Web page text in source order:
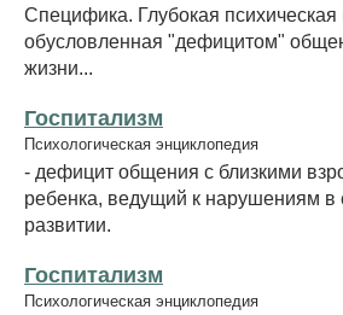
Специфика. Глубокая психическая
обусловленная "дефицитом"
жизни...
Госпитализм
Психологическая энциклопедия
- дефицит общения с близкими
ребенка, ведущий к нарушениям в
развитии.
Госпитализм
Психологическая энциклопедия